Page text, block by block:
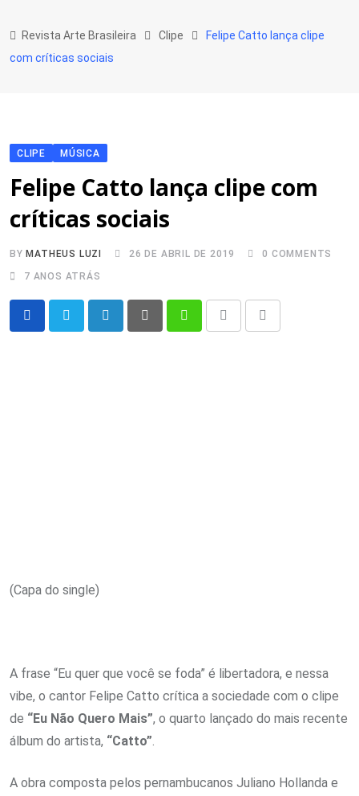
to
content
Revista Arte Brasileira Clipe
Felipe Catto lança clipe
com críticas sociais
CLIPE MÚSICA
Felipe Catto lança clipe com
críticas sociais
BY MATHEUS LUZI 26 DE ABRIL DE 2019 0 COMMENTS
7 ANOS ATRÁS
(Capa do single)
A frase “Eu quer que você se foda” é libertadora, e nessa
vibe, o cantor Felipe Catto crítica a sociedade com o clipe
de “Eu Não Quero Mais”, o quarto lançado do mais recente
álbum do artista, “Catto”
A obra composta pelos pernambucanos Juliano Hollanda e